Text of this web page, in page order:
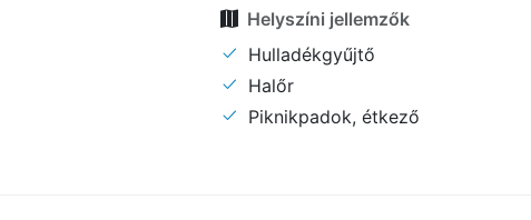
Helyszíni jellemzők
Hulladékgyűjtő
Halőr
Piknikpadok, étkező